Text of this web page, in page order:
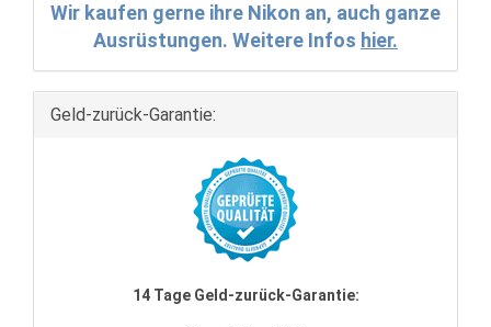
Wir kaufen gerne ihre Nikon an, auch ganze
Ausrüstungen. Weitere Infos hier.
Geld-zurück-Garantie:
14 Tage Geld-zurück-Garantie: